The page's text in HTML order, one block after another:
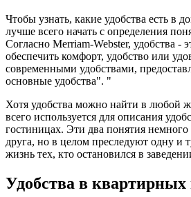
Чтобы узнать, какие удобства есть в
лучше всего начать с определения
Согласно Merriam-Webster, удобства -
обеспечить комфорт, удобство или
современными удобствами,
основные удобства". "
Хотя удобства можно найти в любой
всего используется для описания
гостиницах. Эти два понятия немного
друга, но в целом преследуют одну и
жизнь тех, кто остановился в
Удобства в квартирных